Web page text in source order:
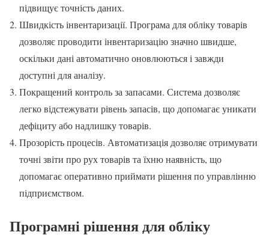
підвищує точність даних.
Швидкість інвентаризації. Програма для обліку товарів
дозволяє проводити інвентаризацію значно швидше,
оскільки дані автоматично оновлюються і завжди
доступні для аналізу.
Покращений контроль за запасами. Система дозволяє
легко відстежувати рівень запасів, що допомагає уникати
дефіциту або надлишку товарів.
Прозорість процесів. Автоматизація дозволяє отримувати
точні звіти про рух товарів та їхню наявність, що
допомагає оперативно приймати рішення по управлінню
підприємством.
Програмні рішення для обліку